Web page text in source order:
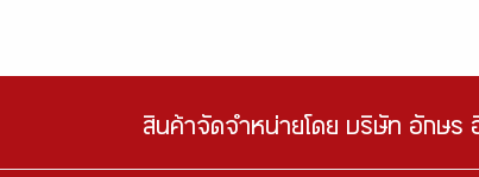
สินค้าจัดจำหน่ายโดย บริษัท อักษร